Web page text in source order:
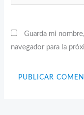
Guarda mi
navegador para la